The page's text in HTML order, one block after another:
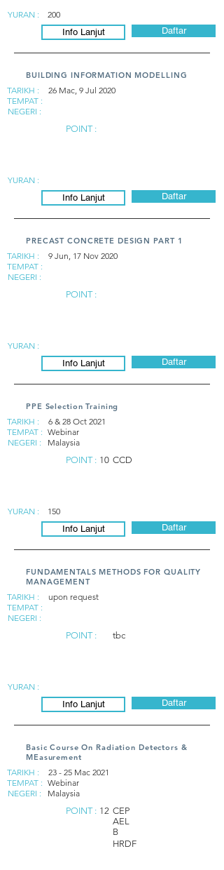
YURAN :
200
Info Lanjut
Daftar
BUILDING INFORMATION MODELLING
TARIKH :
26 Mac, 9 Jul 2020
TEMPAT :
NEGERI :
POINT :
YURAN :
Info Lanjut
Daftar
PRECAST CONCRETE DESIGN PART 1
TARIKH :
9 Jun, 17 Nov 2020
TEMPAT :
NEGERI :
POINT :
YURAN :
Info Lanjut
Daftar
PPE Selection Training
TARIKH :
6 & 28 Oct 2021
TEMPAT : Webinar
NEGERI :
Malaysia
POINT : 10 CCD
YURAN :
150
Info Lanjut
Daftar
FUNDAMENTALS METHODS FOR QUALITY
MANAGEMENT
TARIKH :
upon request
TEMPAT :
NEGERI :
POINT :
tbc
YURAN :
Info Lanjut
Daftar
Basic Course On Radiation Detectors &
MEasurement
TARIKH :
23 - 25 Mac 2021
TEMPAT : Webinar
NEGERI :
Malaysia
POINT : 12 CEP
AEL
B
HRDF